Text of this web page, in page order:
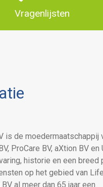
Vragenlijsten
is de moedermaatschappij
ProCare BV, aXtion BV en
historie en een breed
op het gebied van
al meer dan 65 jaar een